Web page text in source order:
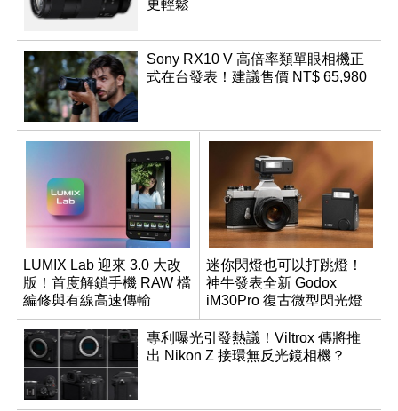
更輕鬆
Sony RX10 V 高倍率類單眼相機正
式在台發表！建議售價 NT$ 65,980
LUMIX Lab 迎來 3.0 大改
版！首度解鎖手機 RAW 檔
編修與有線高速傳輸
迷你閃燈也可以打跳燈！
神牛發表全新 Godox
iM30Pro 復古微型閃光燈
專利曝光引發熱議！Viltrox 傳將推
出 Nikon Z 接環無反光鏡相機？